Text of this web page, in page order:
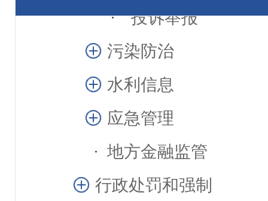
投诉举报
污染防治
水利信息
应急管理
地方金融监管
行政处罚和强制